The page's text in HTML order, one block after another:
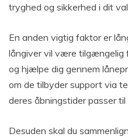
tryghed og sikkerhed i dit
En anden vigtig faktor er
långiver vil være tilgængelig
og hjælpe dig gennem
om de tilbyder support via
deres åbningstider passer til
Desuden skal du